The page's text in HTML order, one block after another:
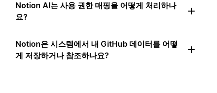
Notion AI는 사용 권한 매핑을 어떻게 처리하나
요?
Notion은 시스템에서 내 GitHub 데이터를 어떻
게 저장하거나 참조하나요?